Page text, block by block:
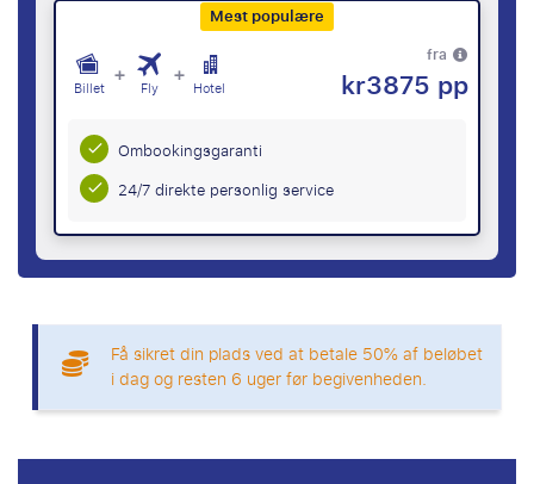
Mest populære
Billet + Fly + Hotel
fra
kr3875 pp
Ombookingsgaranti
24/7 direkte personlig service
Få sikret din plads ved at betale 50% af beløbet
i dag og resten 6 uger før begivenheden.